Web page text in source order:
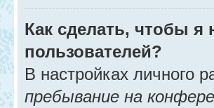
Как сделать, чтобы я
пользователей?
В настройках личного
пребывание на